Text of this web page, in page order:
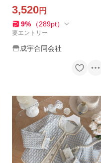
ップ キッズ 発表会 JK制服
可愛い学院風
3,520円
9% （289pt）
要エントリー
成宇合同会社